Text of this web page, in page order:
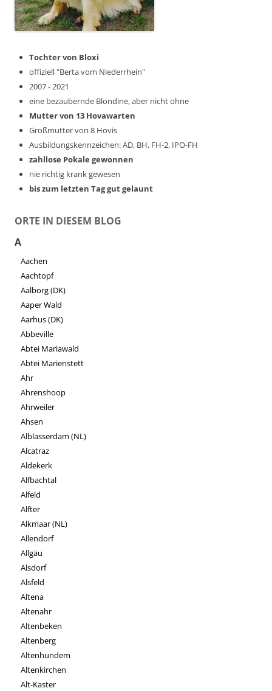
Tochter von Bloxi
offiziell "Berta vom Niederrhein"
2007 - 2021
eine bezaubernde Blondine, aber nicht ohne
Mutter von 13 Hovawarten
Großmutter von 8 Hovis
Ausbildungskennzeichen: AD, BH, FH-2, IPO-FH
zahllose Pokale gewonnen
nie richtig krank gewesen
bis zum letzten Tag gut gelaunt
ORTE IN DIESEM BLOG
A
Aachen
Aachtopf
Aalborg (DK)
Aaper Wald
Aarhus (DK)
Abbeville
Abtei Mariawald
Abtei Marienstett
Ahr
Ahrenshoop
Ahrweiler
Ahsen
Alblasserdam (NL)
Alcatraz
Aldekerk
Alfbachtal
Alfeld
Alfter
Alkmaar (NL)
Allendorf
Allgäu
Alsdorf
Alsfeld
Altena
Altenahr
Altenbeken
Altenberg
Altenhundem
Altenkirchen
Alt-Kaster